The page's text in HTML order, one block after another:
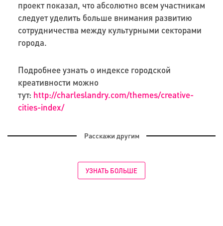
проект показал, что абсолютно всем участникам
следует уделить больше внимания развитию
сотрудничества между культурными секторами
города.
Подробнее узнать о индексе городской
креативности можно
тут: http://charleslandry.com/themes/creative-
cities-index/
Расскажи другим
УЗНАТЬ БОЛЬШЕ